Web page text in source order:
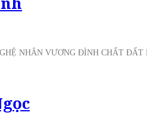
NHÂN VƯƠNG ĐÌNH CHẤT